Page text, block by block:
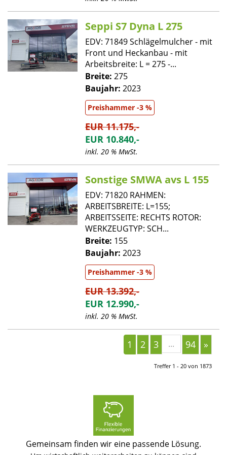
Seppi S7 Dyna L 275
EDV: 71849 Schlägelmulcher - mit
Front und Heckanbau - mit
Arbeitsbreite: L = 275 -...
Breite: 275
Baujahr: 2023
Preishammer -3 %
EUR 11.175,-
EUR 10.840,-
inkl. 20 % MwSt.
Sonstige SMWA avs L 155
EDV: 71820 RAHMEN:
ARBEITSBREITE: L=155;
ARBEITSSEITE: RECHTS ROTOR:
WERKZEUGTYP: SCH...
Breite: 155
Baujahr: 2023
Preishammer -3 %
EUR 13.392,-
EUR 12.990,-
inkl. 20 % MwSt.
1 2 3 ... 94 »
Treffer 1 - 20 von 1873
Gemeinsam finden wir eine passende Lösung.